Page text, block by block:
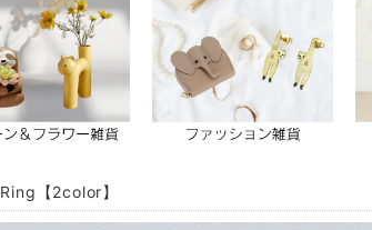
【2color】